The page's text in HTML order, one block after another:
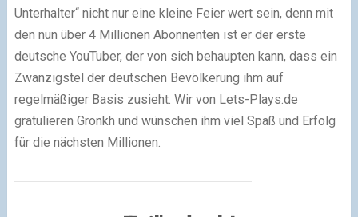
Unterhalter“ nicht nur eine kleine Feier wert sein, denn mit
den nun über 4 Millionen Abonnenten ist er der erste
deutsche YouTuber, der von sich behaupten kann, dass ein
Zwanzigstel der deutschen Bevölkerung ihm auf
regelmäßiger Basis zusieht. Wir von Lets-Plays.de
gratulieren Gronkh und wünschen ihm viel Spaß und Erfolg
für die nächsten Millionen.